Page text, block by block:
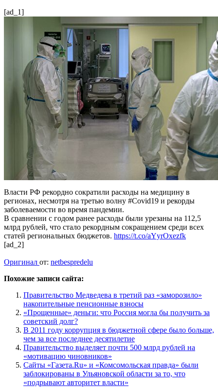
[ad_1]
Власти РФ рекордно сократили расходы на медицину в
регионах, несмотря на третью волну #Covid19 и рекорды
заболеваемости во время пандемии.
В сравнении с годом ранее расходы были урезаны на 112,5
млрд рублей, что стало рекордным сокращением среди всех
статей региональных бюджетов. https://t.co/aYyrOxezfk
[ad_2]
Оригинал от: netbespredelu
Похожие записи сайта:
Правительство Медведева в третий раз «заморозило»
накопительные пенсионные взносы
«Прощенные» деньги: что Россия могла бы получить за
советский долг?
В 2011 году коррупция в бюджетной сфере было больше,
чем за все последнее десятилетие
Правительство выделяет почти 500 млрд рублей на
«мотивацию чиновников»
Сайты «Газета.Ru» и «Комсомольская правда» были
заблокированы в Ульяновской области за то, что
«подрывают авторитет власти»